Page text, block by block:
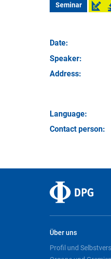
Seminar
Date:
Speaker:
Address:
Language:
Contact person:
Über uns
Profil und